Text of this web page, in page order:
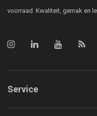
voorraad. Kwaliteit, gemak en
Service